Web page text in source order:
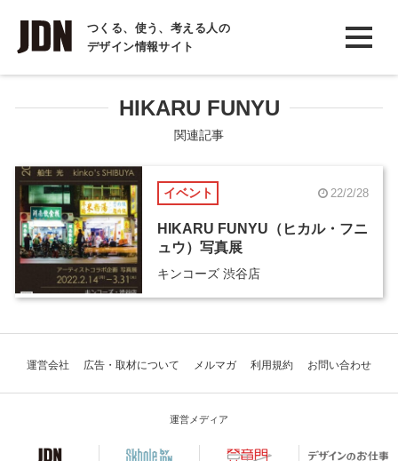
つくる、使う、考える人の
デザイン情報サイト
INTERVIEW
インタビュー
REPORT
COLUMN
コラム
HIKARU FUNYU
関連記事
イベント 22/2/28
HIKARU FUNYU（ヒカル・フニ
ュウ）写真展
キンコーズ 渋谷店
運営会社 広告・取材について メルマガ 利用規約 お問い合わせ
運営メディア